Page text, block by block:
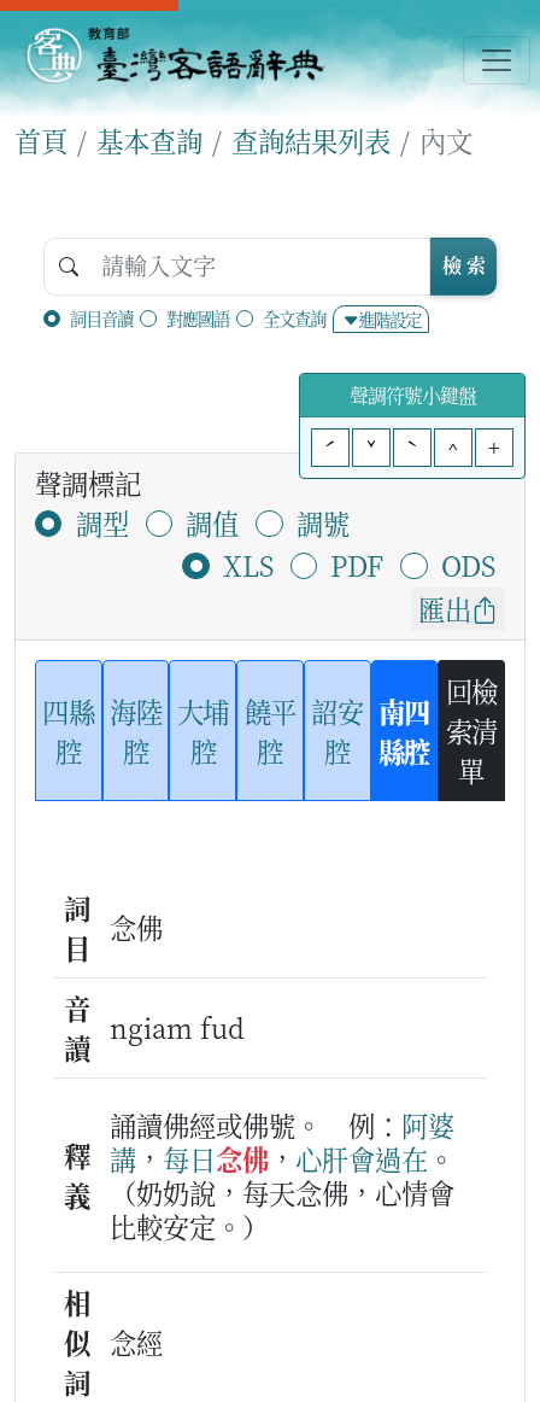
首頁 基本查詢 查詢結果列表 內文
詞目音讀 對應國語 全文查詢 進階設定
檢 索
聲調符號小鍵盤
ˊ
ˇ ˋ ^ +
聲調標記
調型
調值
調號
XLS
PDF
ODS
匯出
四縣
腔
海陸
腔
大埔
腔
饒平
腔
詔安
腔
南四
縣腔
回檢
索清
單
詞
目
念佛
音
讀
ngiam fud
釋
義
誦讀佛經或佛號。 例： 阿婆
講 ， 每日念佛 ， 心肝會過在 。
（奶奶說，每天念佛，心情會
比較安定。）
相
似
詞
念經